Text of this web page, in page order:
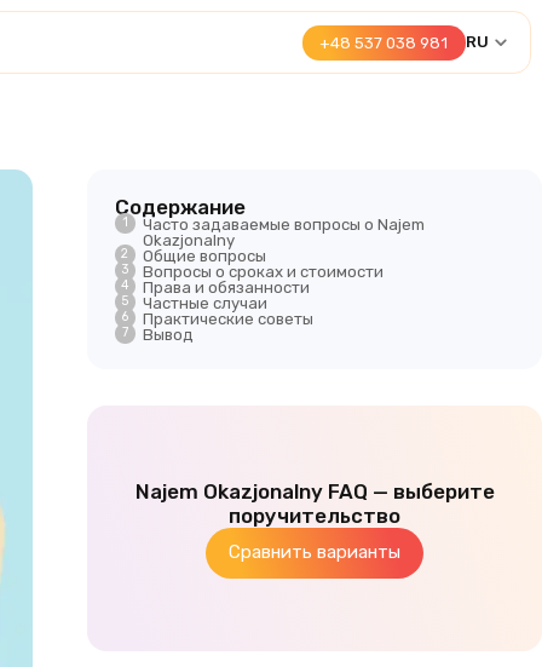
+48 537 038 981 RU
Содержание
Часто задаваемые вопросы о Najem
Okazjonalny
Общие вопросы
Вопросы о сроках и стоимости
Права и обязанности
Частные случаи
Практические советы
Вывод
Najem Okazjonalny FAQ — выберите
поручительство
Сравнить варианты